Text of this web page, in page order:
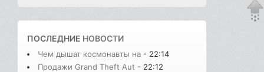
ПОСЛЕДНИЕ НОВОСТИ
Чем дышат космонавты на - 22:14
Продажи Grand Theft Aut - 22:12